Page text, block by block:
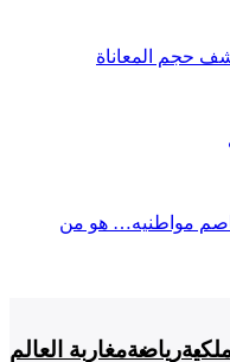
حجم المعاناة
مواطنيه… هو من
رياضةمغاربة العالم